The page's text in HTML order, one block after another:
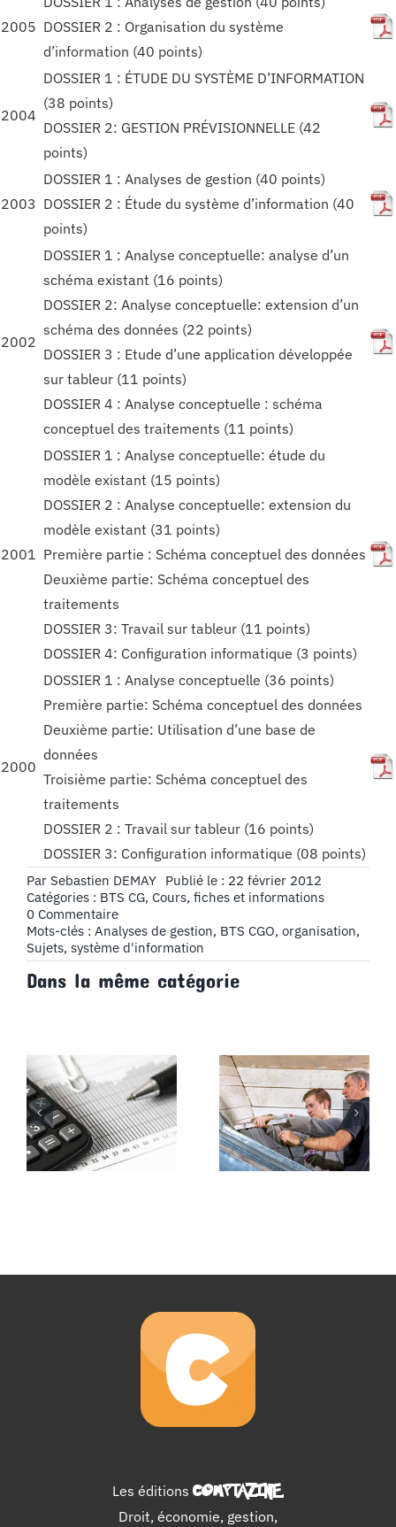
2005 DOSSIER 2 : Organisation du système
d’information (40 points)
2004
DOSSIER 1 : ÉTUDE DU SYSTÈME D’INFORMATION
(38 points)
DOSSIER 2: GESTION PRÉVISIONNELLE (42
points)
2003
DOSSIER 1 : Analyses de gestion (40 points)
DOSSIER 2 : Étude du système d’information (40
points)
2002
DOSSIER 1 : Analyse conceptuelle: analyse d’un
schéma existant (16 points)
DOSSIER 2: Analyse conceptuelle: extension d’un
schéma des données (22 points)
DOSSIER 3 : Etude d’une application développée
sur tableur (11 points)
DOSSIER 4 : Analyse conceptuelle : schéma
conceptuel des traitements (11 points)
2001
DOSSIER 1 : Analyse conceptuelle: étude du
modèle existant (15 points)
DOSSIER 2 : Analyse conceptuelle: extension du
modèle existant (31 points)
Première partie : Schéma conceptuel des données
Deuxième partie: Schéma conceptuel des
traitements
DOSSIER 3: Travail sur tableur (11 points)
DOSSIER 4: Configuration informatique (3 points)
2000
DOSSIER 1 : Analyse conceptuelle (36 points)
Première partie: Schéma conceptuel des données
Deuxième partie: Utilisation d’une base de
données
Troisième partie: Schéma conceptuel des
traitements
DOSSIER 2 : Travail sur tableur (16 points)
DOSSIER 3: Configuration informatique (08 points)
Par Sebastien DEMAY Publié le : 22 février 2012
Catégories : BTS CG, Cours, fiches et informations
0 Commentaireon
Sujets
BTS
CGO
:
organisation
du
système
d’information
Mots-clés : Analyses de gestion, BTS CGO, organisation,
Sujets, système d'information
Dans la même catégorie
Les soldes
intermédiaires
de gestion
Déroulement
d’un stage
Les éditions COMPTAZINE.
Droit, économie, gestion,